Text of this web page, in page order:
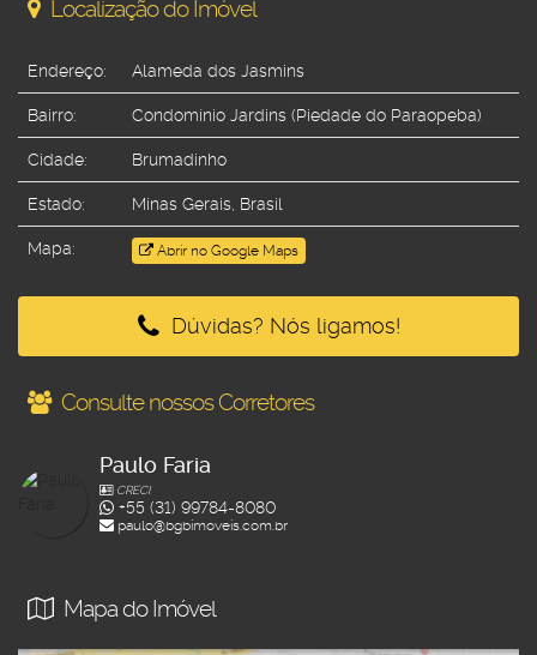
Localização do Imóvel
Endereço: Alameda dos Jasmins
Bairro: Condomínio Jardins (Piedade do Paraopeba)
Cidade: Brumadinho
Estado: Minas Gerais, Brasil
Mapa: Abrir no Google Maps
Dúvidas? Nós ligamos!
Consulte nossos Corretores
Paulo Faria
CRECI37031
+55 (31) 99784-8080
paulo@bgbimoveis.com.br
Mapa do Imóvel